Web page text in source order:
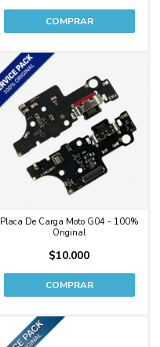
Placa De Carga Moto G04 - 100%
Original
$10.000